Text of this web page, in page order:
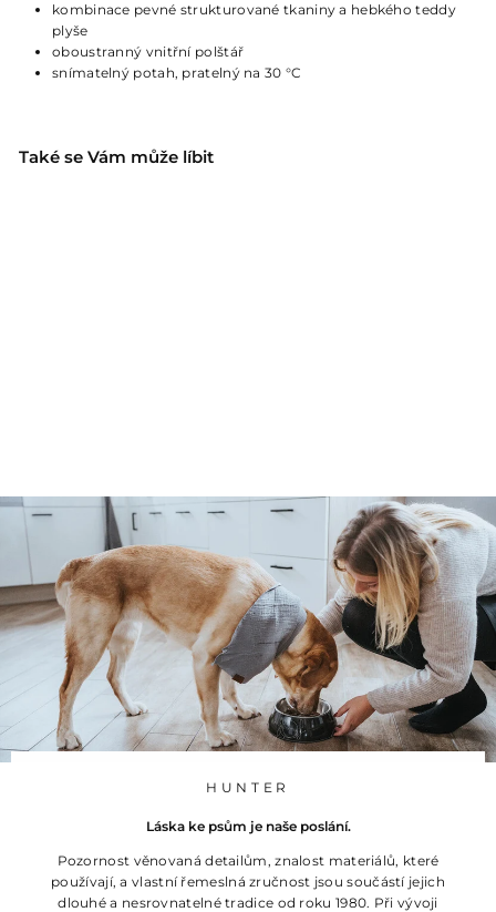
kombinace pevné strukturované tkaniny a hebkého teddy
plyše
oboustranný vnitřní polštář
snímatelný potah, pratelný na 30 °C
Také se Vám může líbit
5
5
9
K
č
HUNTER
Láska ke psům je naše poslání.
Pozornost věnovaná detailům, znalost materiálů, které
používají, a vlastní řemeslná zručnost jsou součástí jejich
dlouhé a nesrovnatelné tradice od roku 1980. Při vývoji